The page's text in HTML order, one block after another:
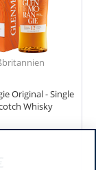
Original - Single
Whisky